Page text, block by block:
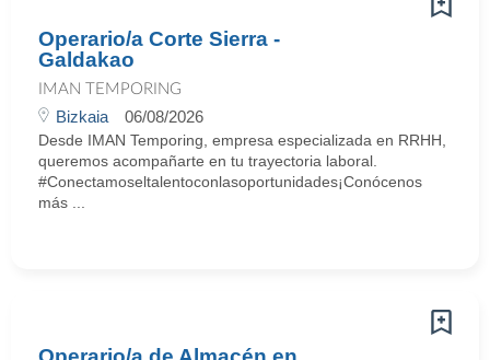
Operario/a Corte Sierra -
Galdakao
IMAN TEMPORING
Bizkaia 06/08/2026
Desde IMAN Temporing, empresa especializada en RRHH,
queremos acompañarte en tu trayectoria laboral.
#Conectamoseltalentoconlasoportunidades¡Conócenos
más ...